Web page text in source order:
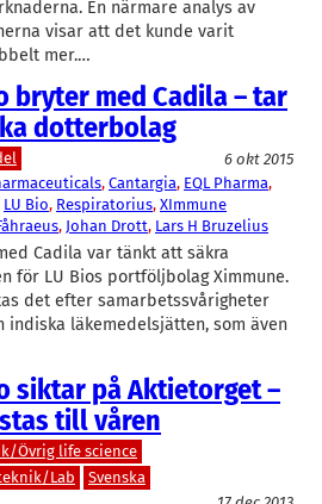
En närmare analys av
visar att det kunde varit
mer.…
bryter med Cadila – tar
dotterbolag
6 okt 2015
, Cantargia, EQL Pharma
LU Bio, Respiratorius, XImmune
, Johan Drott, Lars H Bruzelius
Cadila var tänkt att säkra
för LU Bios portföljbolag Ximmune.
det efter samarbetssvårigheter
indiska läkemedelsjätten, som även
siktar på Aktietorget –
till våren
Övrig life science
Lab
Svenska